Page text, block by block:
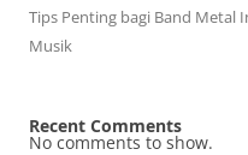
Tips Penting bagi Band Metal
Musik
Recent Comments
No comments to show.